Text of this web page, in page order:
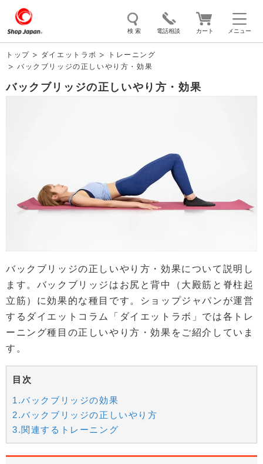
メニュー
検 索 電話相談 カート
トゥルースリーパー ソイリッチ
トップ ダイエットラボ
トレーニング
バックブリッジの正しいやり方・効果
バックブリッジの正しいやり方・効果
バックブリッジの正しいやり方・効果について説明し
ます。バックブリッジはお尻と背中（大殿筋と脊柱起
立筋）に効果的な種目です。ショップジャパンが運営
するダイエットコラム「ダイエットラボ」では各トレ
ーニング種目の正しいやり方・効果をご紹介していま
す。
目次
1.バックブリッジの効果
2.バックブリッジの正しいやり方
3.関連するトレーニング